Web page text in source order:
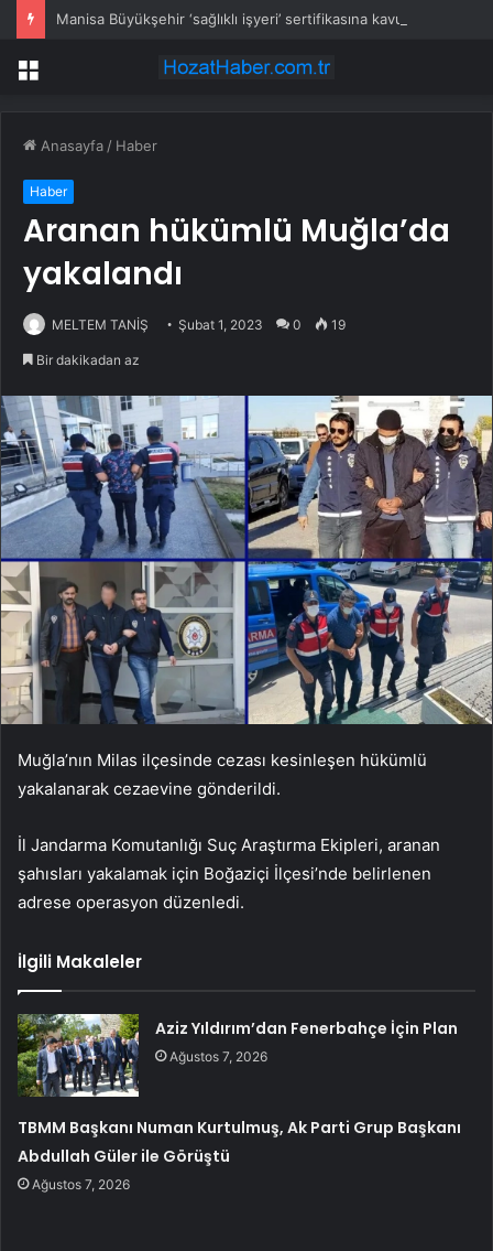
Manisa Büyükşehir ‘sağlıklı işyeri’ sertifikasına kavuştu
Menü
Anasayfa / Haber
Haber
Aranan hükümlü Muğla’da
yakalandı
MELTEM TANİŞ Şubat 1, 2023 0 19
Bir dakikadan az
Muğla’nın Milas ilçesinde cezası kesinleşen hükümlü
yakalanarak cezaevine gönderildi.
İl Jandarma Komutanlığı Suç Araştırma Ekipleri, aranan
şahısları yakalamak için Boğaziçi İlçesi’nde belirlenen
adrese operasyon düzenledi.
İlgili Makaleler
Aziz Yıldırım’dan Fenerbahçe İçin Plan
Ağustos 7, 2026
TBMM Başkanı Numan Kurtulmuş, Ak Parti Grup Başkanı
Abdullah Güler ile Görüştü
Ağustos 7, 2026